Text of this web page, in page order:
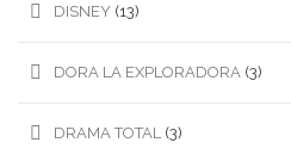
DISNEY (13)
DORA LA EXPLORADORA (3)
DRAMA TOTAL (3)